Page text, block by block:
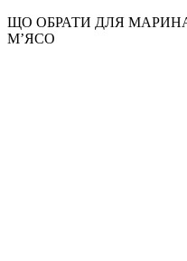
ЩО ОБРАТИ ДЛЯ
МʼЯСО